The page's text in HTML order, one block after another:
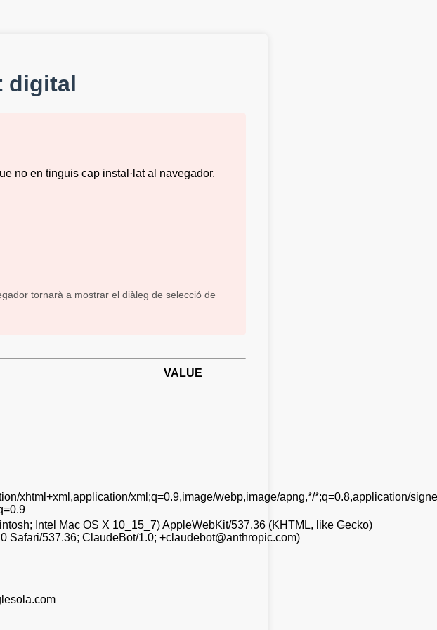
digital
no en tinguis cap instal·lat al navegador.
tornarà a mostrar el diàleg de selecció de
VALUE
xhtml+xml,application/xml;q=0.9,image/webp,image/apng,*/*;q=0.8,application/
Intel Mac OS X 10_15_7) AppleWebKit/537.36 (KHTML, like Gecko)
Safari/537.36; ClaudeBot/1.0; +claudebot@anthropic.com)